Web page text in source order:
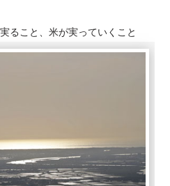
ること、米が実っていくこと